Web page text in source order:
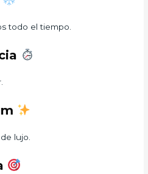
todo el tiempo.
lujo.